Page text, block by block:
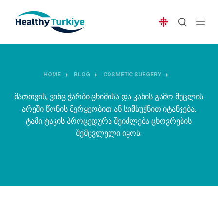
p
HOME BLOG COSMETIC SURGERY
მათთვის, ვინც ჭარბი ცხიმისა და კანის გამო მუცლის
არეში წონის მერყეობით ან სიმსუქნით იტანჯება,
ტამი ტაკის პროცედურა შეიძლება ცხოვრების
შემცვლელი იყოს.